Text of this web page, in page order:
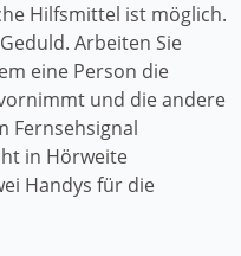
Hilfsmittel ist möglich.
Arbeiten Sie
eine Person die
und die andere
Fernsehsignal
in Hörweite
Handys für die